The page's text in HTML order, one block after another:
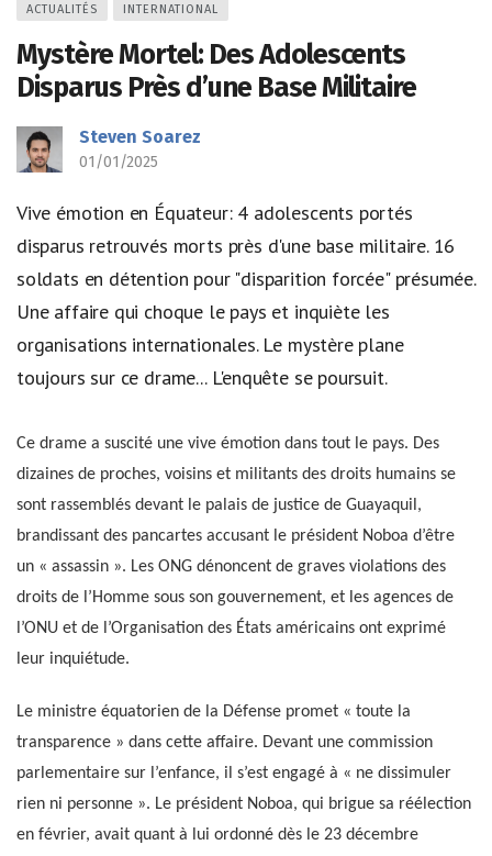
ACTUALITÉS INTERNATIONAL
Mystère Mortel: Des Adolescents
Disparus Près d’une Base Militaire
Steven Soarez
01/01/2025
Vive émotion en Équateur: 4 adolescents portés
disparus retrouvés morts près d'une base militaire. 16
soldats en détention pour "disparition forcée" présumée.
Une affaire qui choque le pays et inquiète les
organisations internationales. Le mystère plane
toujours sur ce drame... L'enquête se poursuit.
Ce drame a suscité une vive émotion dans tout le pays. Des
dizaines de proches, voisins et militants des droits humains se
sont rassemblés devant le palais de justice de Guayaquil,
brandissant des pancartes accusant le président Noboa d’être
un « assassin ». Les ONG dénoncent de graves violations des
droits de l’Homme sous son gouvernement, et les agences de
l’ONU et de l’Organisation des États américains ont exprimé
leur inquiétude.
Le ministre équatorien de la Défense promet « toute la
transparence » dans cette affaire. Devant une commission
parlementaire sur l’enfance, il s’est engagé à « ne dissimuler
rien ni personne ». Le président Noboa, qui brigue sa réélection
en février, avait quant à lui ordonné dès le 23 décembre